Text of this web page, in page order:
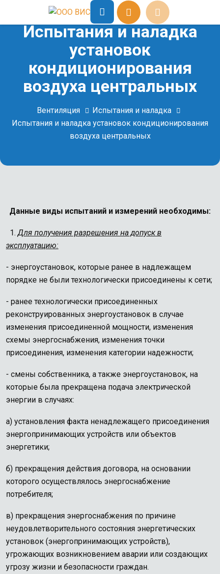
Испытания и наладка
установок
кондиционирования
воздуха центральных
Вентиляция
Испытания и наладка
Испытания и наладка установок кондиционирования
воздуха центральных
Данные виды испытаний и измерений необходимы:
1.Для получения разрешения на допуск в
эксплуатацию:
- энергоустановок, которые ранее в надлежащем
порядке не были технологически присоединены к сети;
- ранее технологически присоединенных
реконструированных энергоустановок в случае
изменения присоединенной мощности, изменения
схемы энергоснабжения, изменения точки
присоединения, изменения категории надежности;
- смены собственника, а также энергоустановок, на
которые была прекращена подача электрической
энергии в случаях:
а) установления факта ненадлежащего присоединения
энергопринимающих устройств или объектов
энергетики;
б) прекращения действия договора, на основании
которого осуществлялось энергоснабжение
потребителя;
в) прекращения энергоснабжения по причине
неудовлетворительного состояния энергетических
установок (энергопринимающих устройств),
угрожающих возникновением аварии или создающих
угрозу жизни и безопасности граждан.